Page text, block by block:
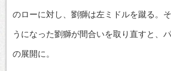
のローに対し、劉獅は左ミドルを蹴る。
うになった劉獅が間合いを取り直すと、
の展開に。